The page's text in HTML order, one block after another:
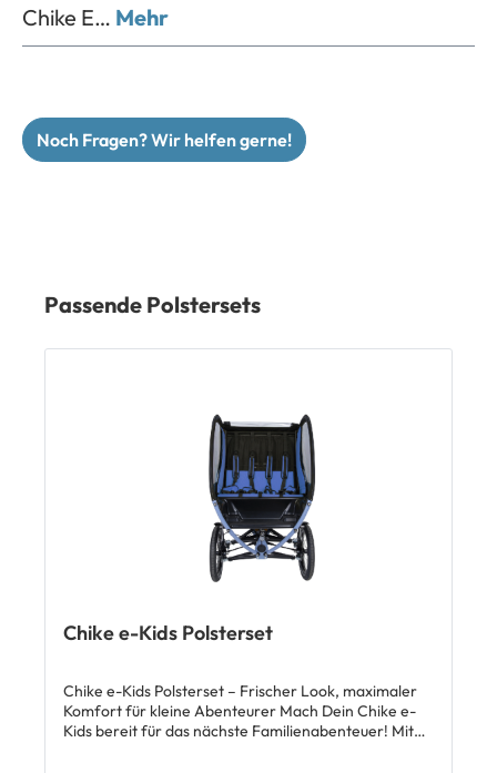
Chike E… Mehr
Noch Fragen? Wir helfen gerne!
Passende Polstersets
Chike e-Kids Polsterset
Chike e-Kids Polsterset – Frischer Look, maximaler
Komfort für kleine Abenteurer Mach Dein Chike e-
Kids bereit für das nächste Familienabenteuer! Mit